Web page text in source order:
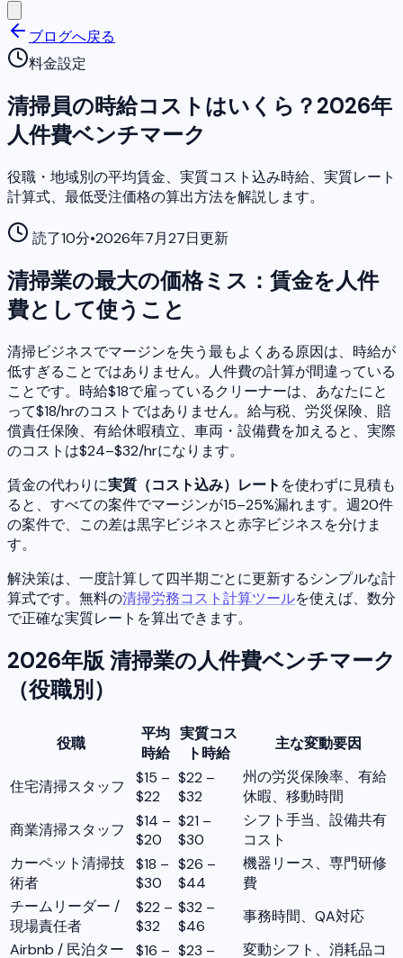
ブログへ戻る
料金設定
清掃員の時給コストはいくら？2026年
人件費ベンチマーク
役職・地域別の平均賃金、実質コスト込み時給、実質レート
計算式、最低受注価格の算出方法を解説します。
読了10分•2026年7月27日更新
清掃業の最大の価格ミス：賃金を人件
費として使うこと
清掃ビジネスでマージンを失う最もよくある原因は、時給が
低すぎることではありません。人件費の計算が間違っている
ことです。時給$18で雇っているクリーナーは、あなたにと
って$18/hrのコストではありません。給与税、労災保険、賠
償責任保険、有給休暇積立、車両・設備費を加えると、実際
のコストは$24–$32/hrになります。
賃金の代わりに実質（コスト込み）レート を使わずに見積も
ると、すべての案件でマージンが15–25%漏れます。週20件
の案件で、この差は黒字ビジネスと赤字ビジネスを分けま
す。
解決策は、一度計算して四半期ごとに更新するシンプルな計
算式です。無料の清掃労務コスト計算ツールを使えば、数分
で正確な実質レートを算出できます。
2026年版 清掃業の人件費ベンチマーク
（役職別）
役職
平均
時給
実質コス
ト時給
主な変動要因
住宅清掃スタッフ
$15 –
$22
$22 –
$32
州の労災保険率、有給
休暇、移動時間
商業清掃スタッフ
$14 –
$20
$21 –
$30
シフト手当、設備共有
コスト
カーペット清掃技
術者
$18 –
$30
$26 –
$44
機器リース、専門研修
費
チームリーダー /
現場責任者
$22 –
$32
$32 –
$46
事務時間、QA対応
Airbnb / 民泊ター
$16 – $23 –
変動シフト、消耗品コ